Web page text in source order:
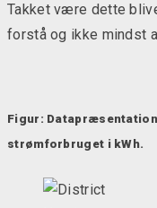
Takket være dette
forstå og ikke mindst
Figur:
strømforbruget i kWh.